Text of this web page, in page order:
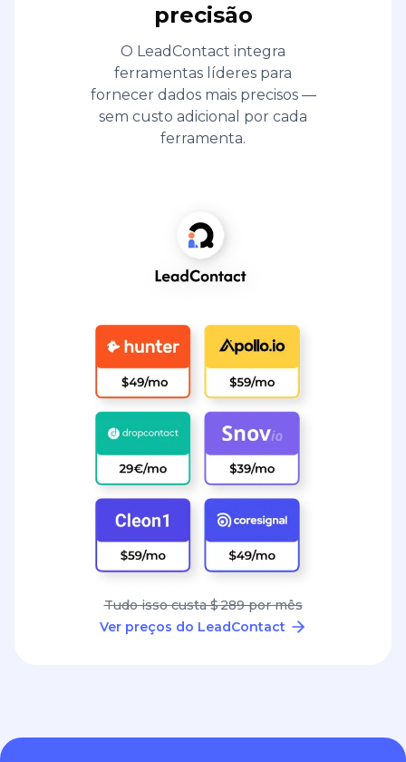
precisão
O LeadContact integra
ferramentas líderes para
fornecer dados mais precisos —
sem custo adicional por cada
ferramenta.
Tudo isso custa $ 289 por mês
Ver preços do LeadContact